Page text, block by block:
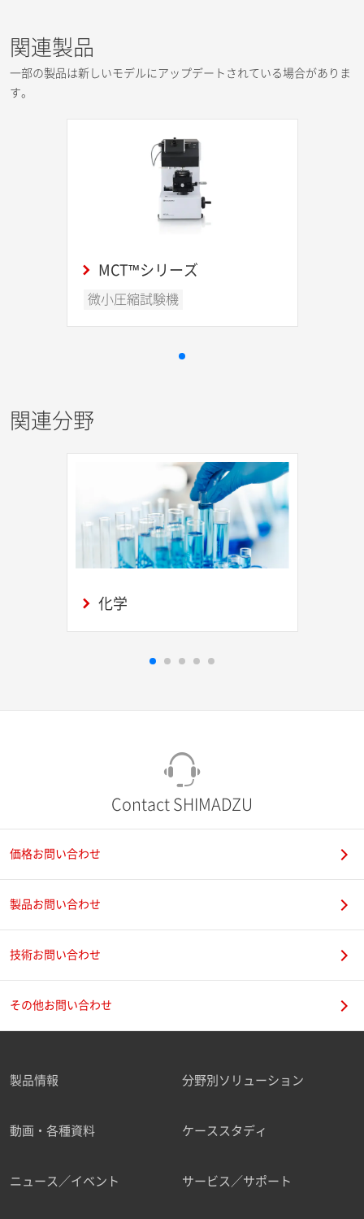
関連製品
一部の製品は新しいモデルにアップデートされている場合がありま
す。
MCT™シリーズ
微小圧縮試験機
関連分野
化学
Contact SHIMADZU
価格お問い合わせ
製品お問い合わせ
技術お問い合わせ
その他お問い合わせ
製品情報 分野別ソリューション
動画・各種資料 ケーススタディ
ニュース／イベント サービス／サポート